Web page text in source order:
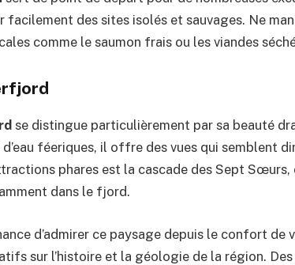
facilement des sites isolés et sauvages. Ne
comme le saumon frais ou les viandes
se distingue particulièrement par sa beauté
féeriques, il offre des vues qui semblent
phares est la cascade des Sept
dans le fjord.
d’admirer ce paysage depuis le confort de
sur l’histoire et la géologie de la région. Des